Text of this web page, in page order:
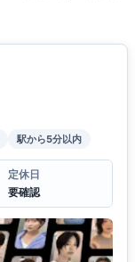
駅から5分以内
定休日
要確認